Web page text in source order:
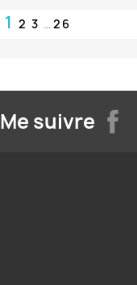
123 … 26
Me suivre